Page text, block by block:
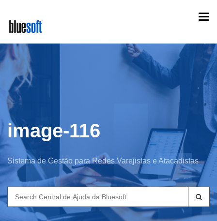
main
content
image-116
Sistema de Gestão para Redes Varejistas e Atacadistas
Search
for: